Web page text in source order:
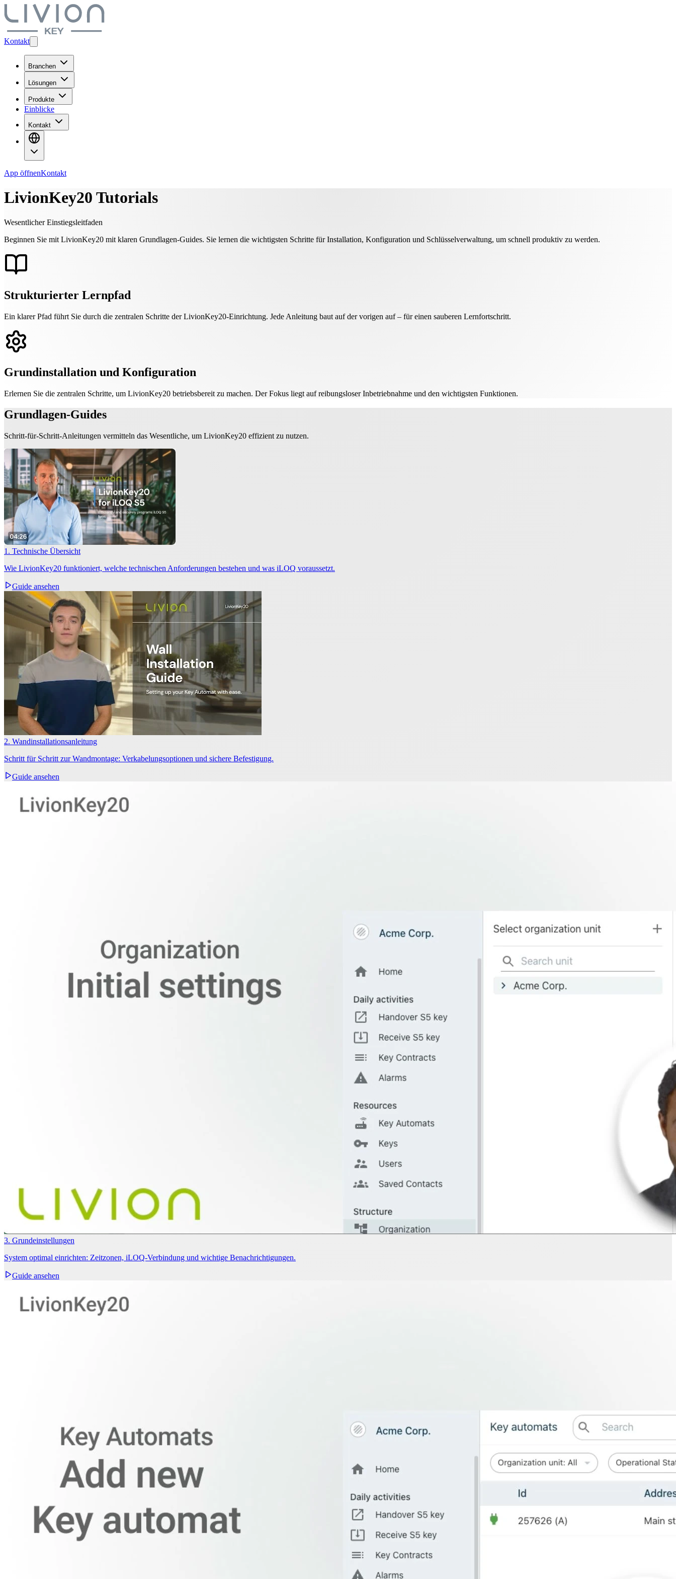
Kontakt
Branchen
Lösungen
Produkte
Einblicke
Kontakt
App öffnenKontakt
LivionKey20 Tutorials
Wesentlicher Einstiegsleitfaden
Beginnen Sie mit LivionKey20 mit klaren Grundlagen‑Guides. Sie lernen die wichtigsten Schritte für Installation, Konfiguration und Schlüsselverwaltung, um schnell produktiv zu werden.
Strukturierter Lernpfad
Ein klarer Pfad führt Sie durch die zentralen Schritte der LivionKey20‑Einrichtung. Jede Anleitung baut auf der vorigen auf – für einen sauberen Lernfortschritt.
Grundinstallation und Konfiguration
Erlernen Sie die zentralen Schritte, um LivionKey20 betriebsbereit zu machen. Der Fokus liegt auf reibungsloser Inbetriebnahme und den wichtigsten Funktionen.
Grundlagen‑Guides
Schritt‑für‑Schritt‑Anleitungen vermitteln das Wesentliche, um LivionKey20 effizient zu nutzen.
1. Technische Übersicht
Wie LivionKey20 funktioniert, welche technischen Anforderungen bestehen und was iLOQ voraussetzt.
Guide ansehen
2. Wandinstallationsanleitung
Schritt für Schritt zur Wandmontage: Verkabelungsoptionen und sichere Befestigung.
Guide ansehen
3. Grundeinstellungen
System optimal einrichten: Zeitzonen, iLOQ‑Verbindung und wichtige Benachrichtigungen.
Guide ansehen